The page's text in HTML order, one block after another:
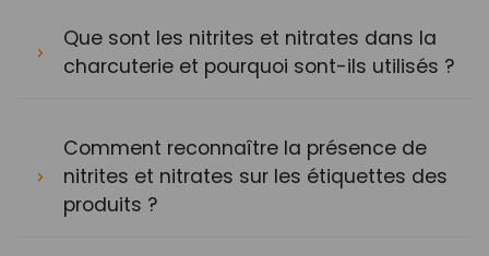
Que sont les nitrites et nitrates dans la
charcuterie et pourquoi sont-ils utilisés ?
Comment reconnaître la présence de
nitrites et nitrates sur les étiquettes des
produits ?